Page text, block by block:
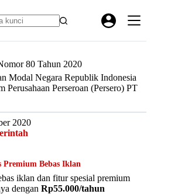
80 Tahun 2020
Modal Negara Republik Indonesia
Perusahaan Perseroan (Persero) PT
2020
Premium Bebas Iklan
iklan dan fitur spesial premium
dengan Rp55.000/tahun